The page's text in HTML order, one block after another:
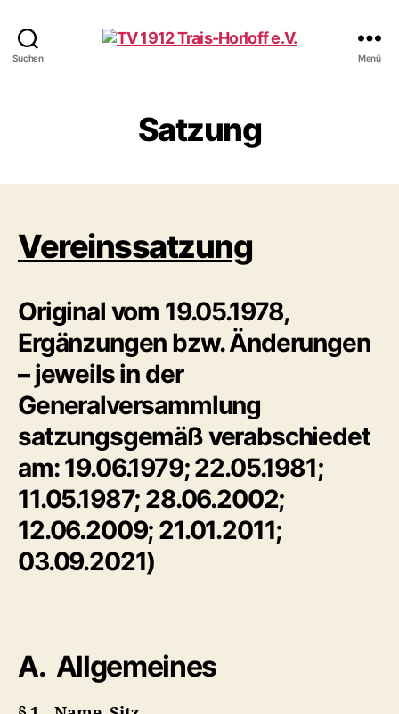
Suchen
e.V.
Menü
Satzung
Vereinssatzung
Original vom 19.05.1978,
Ergänzungen bzw. Änderungen
– jeweils in der
Generalversammlung
satzungsgemäß verabschiedet
am: 19.06.1979; 22.05.1981;
11.05.1987; 28.06.2002;
12.06.2009; 21.01.2011;
03.09.2021)
A. Allgemeines